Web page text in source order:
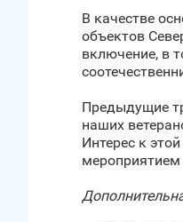
В качестве
объектов
включение, в
Предыдущие
наших
Интерес к
мероприятием